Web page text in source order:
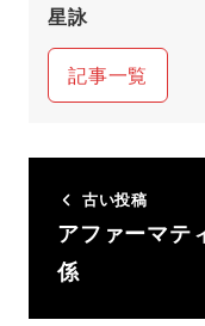
星詠
記事一覧
古い投稿
アファーマテ
係